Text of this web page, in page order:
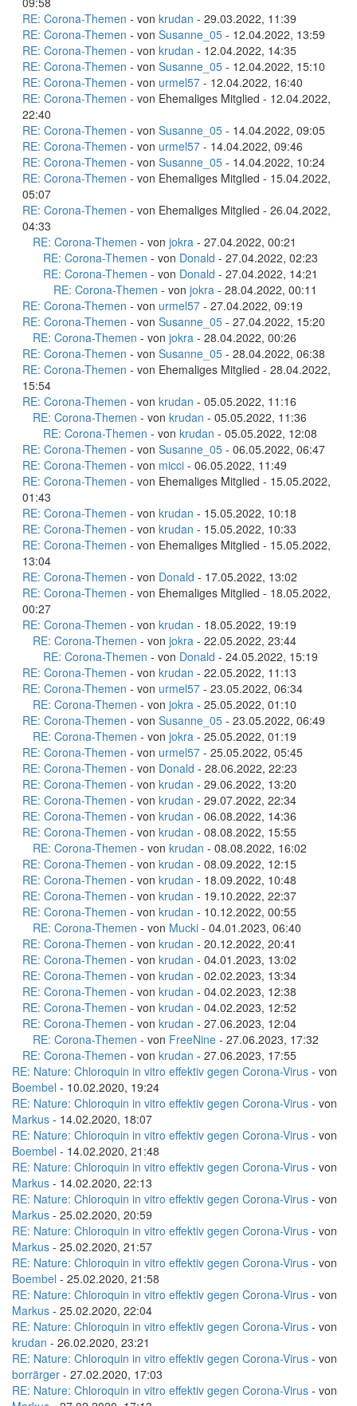
RE: Corona-Themen - von krudan - 29.03.2022, 11:39
RE: Corona-Themen - von Susanne_05 - 12.04.2022, 13:59
RE: Corona-Themen - von krudan - 12.04.2022, 14:35
RE: Corona-Themen - von Susanne_05 - 12.04.2022, 15:10
RE: Corona-Themen - von urmel57 - 12.04.2022, 16:40
RE: Corona-Themen - von Ehemaliges Mitglied - 12.04.2022,
22:40
RE: Corona-Themen - von Susanne_05 - 14.04.2022, 09:05
RE: Corona-Themen - von urmel57 - 14.04.2022, 09:46
RE: Corona-Themen - von Susanne_05 - 14.04.2022, 10:24
RE: Corona-Themen - von Ehemaliges Mitglied - 15.04.2022,
05:07
RE: Corona-Themen - von Ehemaliges Mitglied - 26.04.2022,
04:33
RE: Corona-Themen - von jokra - 27.04.2022, 00:21
RE: Corona-Themen - von Donald - 27.04.2022, 02:23
RE: Corona-Themen - von Donald - 27.04.2022, 14:21
RE: Corona-Themen - von jokra - 28.04.2022, 00:11
RE: Corona-Themen - von urmel57 - 27.04.2022, 09:19
RE: Corona-Themen - von Susanne_05 - 27.04.2022, 15:20
RE: Corona-Themen - von jokra - 28.04.2022, 00:26
RE: Corona-Themen - von Susanne_05 - 28.04.2022, 06:38
RE: Corona-Themen - von Ehemaliges Mitglied - 28.04.2022,
15:54
RE: Corona-Themen - von krudan - 05.05.2022, 11:16
RE: Corona-Themen - von krudan - 05.05.2022, 11:36
RE: Corona-Themen - von krudan - 05.05.2022, 12:08
RE: Corona-Themen - von Susanne_05 - 06.05.2022, 06:47
RE: Corona-Themen - von micci - 06.05.2022, 11:49
RE: Corona-Themen - von Ehemaliges Mitglied - 15.05.2022,
01:43
RE: Corona-Themen - von krudan - 15.05.2022, 10:18
RE: Corona-Themen - von krudan - 15.05.2022, 10:33
RE: Corona-Themen - von Ehemaliges Mitglied - 15.05.2022,
13:04
RE: Corona-Themen - von Donald - 17.05.2022, 13:02
RE: Corona-Themen - von Ehemaliges Mitglied - 18.05.2022,
00:27
RE: Corona-Themen - von krudan - 18.05.2022, 19:19
RE: Corona-Themen - von jokra - 22.05.2022, 23:44
RE: Corona-Themen - von Donald - 24.05.2022, 15:19
RE: Corona-Themen - von krudan - 22.05.2022, 11:13
RE: Corona-Themen - von urmel57 - 23.05.2022, 06:34
RE: Corona-Themen - von jokra - 25.05.2022, 01:10
RE: Corona-Themen - von Susanne_05 - 23.05.2022, 06:49
RE: Corona-Themen - von jokra - 25.05.2022, 01:19
RE: Corona-Themen - von urmel57 - 25.05.2022, 05:45
RE: Corona-Themen - von Donald - 28.06.2022, 22:23
RE: Corona-Themen - von krudan - 29.06.2022, 13:20
RE: Corona-Themen - von krudan - 29.07.2022, 22:34
RE: Corona-Themen - von krudan - 06.08.2022, 14:36
RE: Corona-Themen - von krudan - 08.08.2022, 15:55
RE: Corona-Themen - von krudan - 08.08.2022, 16:02
RE: Corona-Themen - von krudan - 08.09.2022, 12:15
RE: Corona-Themen - von krudan - 18.09.2022, 10:48
RE: Corona-Themen - von krudan - 19.10.2022, 22:37
RE: Corona-Themen - von krudan - 10.12.2022, 00:55
RE: Corona-Themen - von Mucki - 04.01.2023, 06:40
RE: Corona-Themen - von krudan - 20.12.2022, 20:41
RE: Corona-Themen - von krudan - 04.01.2023, 13:02
RE: Corona-Themen - von krudan - 02.02.2023, 13:34
RE: Corona-Themen - von krudan - 04.02.2023, 12:38
RE: Corona-Themen - von krudan - 04.02.2023, 12:52
RE: Corona-Themen - von krudan - 27.06.2023, 12:04
RE: Corona-Themen - von FreeNine - 27.06.2023, 17:32
RE: Corona-Themen - von krudan - 27.06.2023, 17:55
RE: Nature: Chloroquin in vitro effektiv gegen Corona-Virus - von
Boembel - 10.02.2020, 19:24
RE: Nature: Chloroquin in vitro effektiv gegen Corona-Virus - von
Markus - 14.02.2020, 18:07
RE: Nature: Chloroquin in vitro effektiv gegen Corona-Virus - von
Boembel - 14.02.2020, 21:48
RE: Nature: Chloroquin in vitro effektiv gegen Corona-Virus - von
Markus - 14.02.2020, 22:13
RE: Nature: Chloroquin in vitro effektiv gegen Corona-Virus - von
Markus - 25.02.2020, 20:59
RE: Nature: Chloroquin in vitro effektiv gegen Corona-Virus - von
Markus - 25.02.2020, 21:57
RE: Nature: Chloroquin in vitro effektiv gegen Corona-Virus - von
Boembel - 25.02.2020, 21:58
RE: Nature: Chloroquin in vitro effektiv gegen Corona-Virus - von
Markus - 25.02.2020, 22:04
RE: Nature: Chloroquin in vitro effektiv gegen Corona-Virus - von
krudan - 26.02.2020, 23:21
RE: Nature: Chloroquin in vitro effektiv gegen Corona-Virus - von
borrärger - 27.02.2020, 17:03
RE: Nature: Chloroquin in vitro effektiv gegen Corona-Virus - von